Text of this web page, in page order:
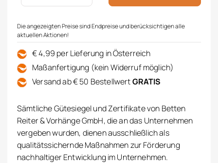
Die angezeigten Preise sind Endpreise und berücksichtigen alle
aktuellen Aktionen!
€ 4,99 per Lieferung in Österreich
Maßanfertigung (kein Widerruf möglich)
Versand ab € 50 BestellwertGRATIS
Sämtliche Gütesiegel und Zertifikate von Betten
Reiter & Vorhänge GmbH, die an das Unternehmen
vergeben wurden, dienen ausschließlich als
qualitätssichernde Maßnahmen zur Förderung
nachhaltiger Entwicklung im Unternehmen.